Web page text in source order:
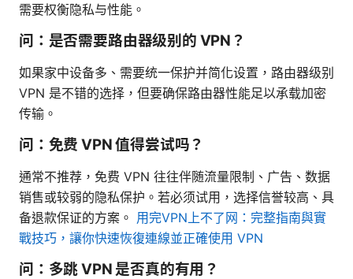
需要权衡隐私与性能。
问：是否需要路由器级别的 VPN？
如果家中设备多、需要统一保护并简化设置，路由器级别
VPN 是不错的选择，但要确保路由器性能足以承载加密
传输。
问：免费 VPN 值得尝试吗？
通常不推荐，免费 VPN 往往伴随流量限制、广告、数据
销售或较弱的隐私保护。若必须试用，选择信誉较高、具
备退款保证的方案。 用完VPN上不了网：完整指南與實
戰技巧，讓你快速恢復連線並正確使用 VPN
问：多跳 VPN 是否真的有用？